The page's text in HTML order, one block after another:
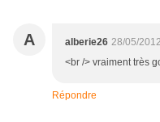
A alberie26 28/05/
<br /> vraiment très
Répondre